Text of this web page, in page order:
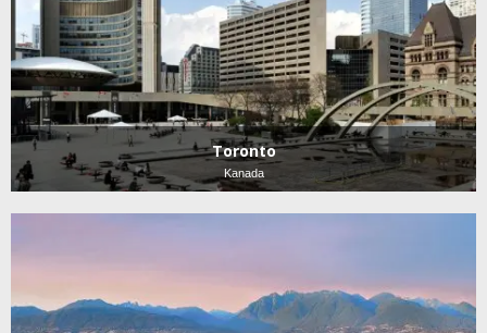
Toronto
Kanada